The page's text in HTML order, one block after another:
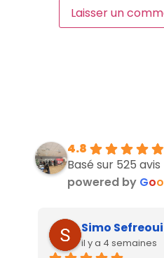
4.8
Basé sur 525 avis
powered by Goo
Simo Sefreoui
il y a 4 semaines